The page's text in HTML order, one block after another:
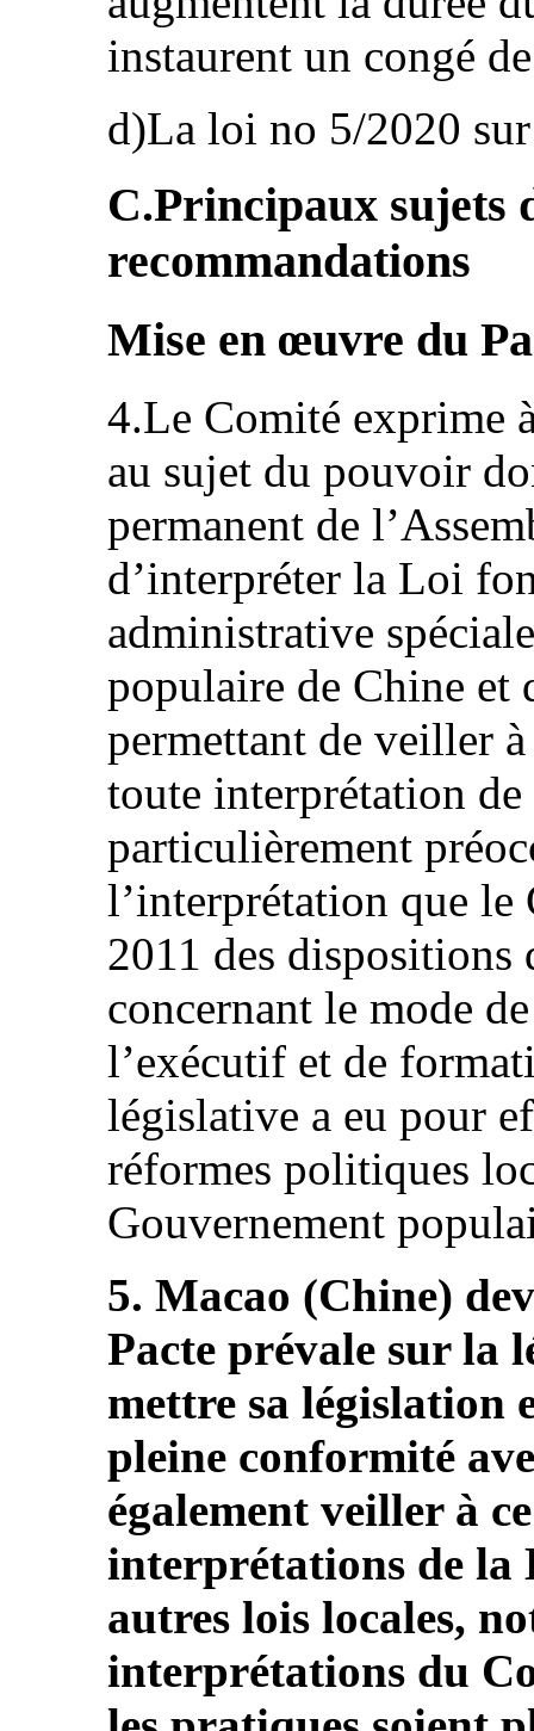
instaurent un congé
d)La loi no 5/2020
C.Principaux sujets
recommandations
Mise en œuvre du
4.Le Comité exprime
au sujet du pouvoir
permanent de
d’interpréter la Loi
administrative
populaire de Chine et
permettant de veiller
toute interprétation
particulièrement
l’interprétation que le
2011 des
concernant le mode
l’exécutif et de
législative a eu pour
réformes politiques
Gouvernement
5. Macao (Chine)
Pacte prévale sur la
mettre sa législation
pleine conformité
également veiller à
interprétations de la
autres lois locales,
interprétations du